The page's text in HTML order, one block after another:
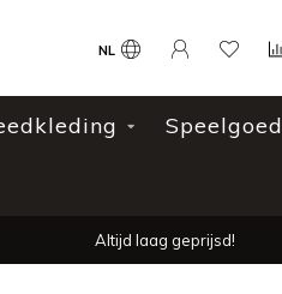
NL
Speelgoed
Altijd laag geprijsd!